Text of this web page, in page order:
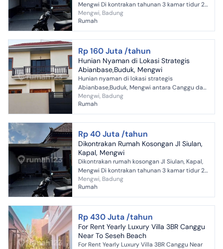
Mengwi Di kontrakan tahunan 3 kamar tidur 2
kamar mandi Ruang tamu Dapur luar Lokasi Jl.
Siulan,...
Mengwi, Badung
Rumah
Rp 160 Juta /tahun
Hunian Nyaman di Lokasi Strategis
Abianbase,Buduk, Mengwi
Hunian nyaman di lokasi strategis
Abianbase,Buduk, Mengwi antara Canggu dan
Puspem Badung. Akses jalan hotmiks mulus,
dikelilingi perpaduan indah...
Mengwi, Badung
Rumah
Rp 40 Juta /tahun
Dikontrakan Rumah Kosongan Jl Siulan,
Kapal, Mengwi
Dikontrakan rumah kosongan Jl Siulan, Kapal,
Mengwi Di kontrakan tahunan 3 kamar tidur 2
kamar mandi Ruang tamu Dapur luar Lokasi Jl.
Siulan, ka...
Mengwi, Badung
Rumah
Rp 430 Juta /tahun
For Rent Yearly Luxury Villa 3BR Canggu
Near To Seseh Beach
For Rent Yearly Luxury Villa 3BR Canggu Near